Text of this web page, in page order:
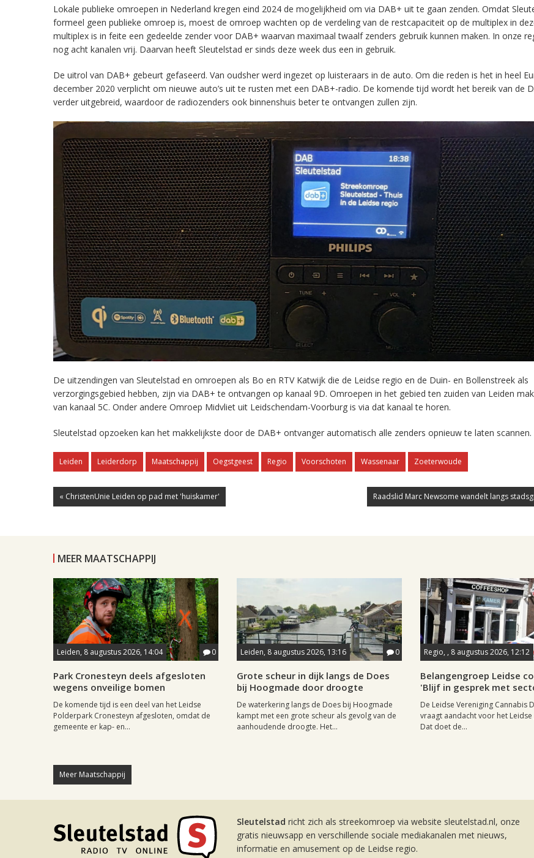
Lokale publieke omroepen in Nederland kregen eind 2024 de mogelijkheid om via DAB+ uit te gaan zenden. Omdat
formeel geen publieke omroep is, moest de omroep wachten op de verdeling van de restcapaciteit op de multiplex in
multiplex is in feite een gedeelde zender voor DAB+ waarvan maximaal twaalf zenders gebruik kunnen maken. In onze
nog acht kanalen vrij. Daarvan heeft Sleutelstad er sinds deze week dus een in gebruik.
De uitrol van DAB+ gebeurt gefaseerd. Van oudsher werd ingezet op luisteraars in de auto. Om die reden is het in heel
december 2020 verplicht om nieuwe auto’s uit te rusten met een DAB+-radio. De komende tijd wordt het bereik van de
verder uitgebreid, waardoor de radiozenders ook binnenshuis beter te ontvangen zullen zijn.
De uitzendingen van Sleutelstad en omroepen als Bo en RTV Katwijk die de Leidse regio en de Duin- en Bollenstreek als
verzorgingsgebied hebben, zijn via DAB+ te ontvangen op kanaal 9D. Omroepen in het gebied ten zuiden van Leiden
van kanaal 5C. Onder andere Omroep Midvliet uit Leidschendam-Voorburg is via dat kanaal te horen.
Sleutelstad opzoeken kan het makkelijkste door de DAB+ ontvanger automatisch alle zenders opnieuw te laten scannen.
Leiden Leiderdorp Maatschappij Oegstgeest Regio Voorschoten Wassenaar Zoeterwoude
« ChristenUnie Leiden op pad met 'huiskamer' Raadslid Marc Newsome wandelt langs
MEER MAATSCHAPPIJ
Leiden, 8 augustus 2026, 14:04 0
Park Cronesteyn deels afgesloten
wegens onveilige bomen
De komende tijd is een deel van het Leidse
Polderpark Cronesteyn afgesloten, omdat de
gemeente er kap- en...
Leiden, 8 augustus 2026, 13:16 0
Grote scheur in dijk langs de Does
bij Hoogmade door droogte
De waterkering langs de Does bij Hoogmade
kampt met een grote scheur als gevolg van de
aanhoudende droogte. Het...
Regio, , 8 augustus 2026, 12:12
Belangengroep Leidse
'Blijf in gesprek met
De Leidse Vereniging Cannabis
vraagt aandacht voor het
Dat doet de...
Meer Maatschappij
Sleutelstad richt zich als streekomroep via website sleutelstad.nl, onze
gratis nieuwsapp en verschillende sociale mediakanalen met nieuws,
informatie en amusement op de Leidse regio.